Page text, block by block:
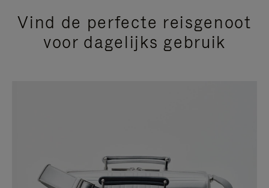
Vind de perfecte reisgenoot
voor dagelijks gebruik